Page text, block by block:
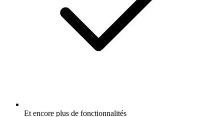
Et encore plus de fonctionnalités